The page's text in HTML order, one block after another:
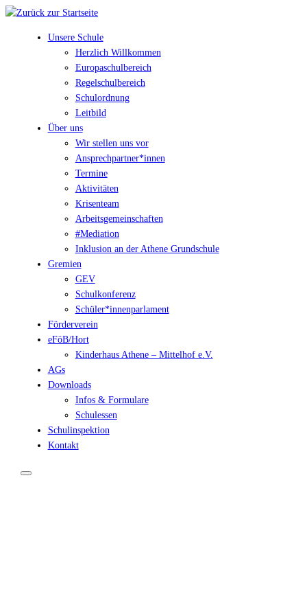
Unsere Schule
Herzlich Willkommen
Europaschulbereich
Regelschulbereich
Schulordnung
Leitbild
Über uns
Wir stellen uns vor
Ansprechpartner*innen
Termine
Aktivitäten
Krisenteam
Arbeitsgemeinschaften
#Mediation
Inklusion an der Athene Grundschule
Gremien
GEV
Schulkonferenz
Schüler*innenparlament
Förderverein
eFöB/Hort
Kinderhaus Athene – Mittelhof e.V.
AGs
Downloads
Infos & Formulare
Schulessen
Schulinspektion
Kontakt